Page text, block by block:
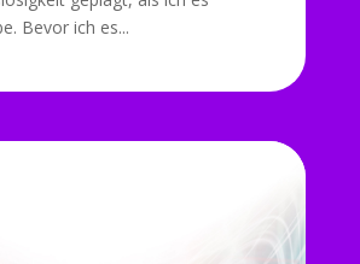
Bevor ich es...